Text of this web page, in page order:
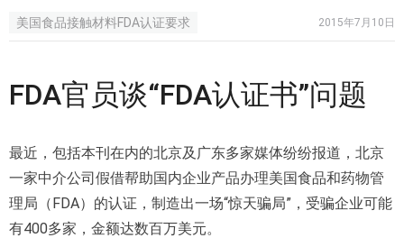
美国食品接触材料FDA认证要求 2015年7月10日
FDA官员谈“FDA认证书”问题
最近，包括本刊在内的北京及广东多家媒体纷纷报道，北京
一家中介公司假借帮助国内企业产品办理美国食品和药物管
理局（FDA）的认证，制造出一场“惊天骗局”，受骗企业可能
有400多家，金额达数百万美元。